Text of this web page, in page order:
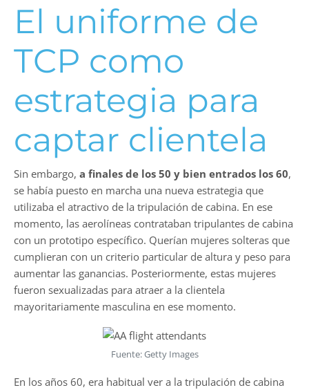
El uniforme de
TCP como
estrategia para
captar clientela
Sin embargo, a finales de los 50 y bien entrados los 60,
se había puesto en marcha una nueva estrategia que
utilizaba el atractivo de la tripulación de cabina. En ese
momento, las aerolíneas contrataban tripulantes de cabina
con un prototipo específico. Querían mujeres solteras que
cumplieran con un criterio particular de altura y peso para
aumentar las ganancias. Posteriormente, estas mujeres
fueron sexualizadas para atraer a la clientela
mayoritariamente masculina en ese momento.
Fuente: Getty Images
En los años 60, era habitual ver a la tripulación de cabina